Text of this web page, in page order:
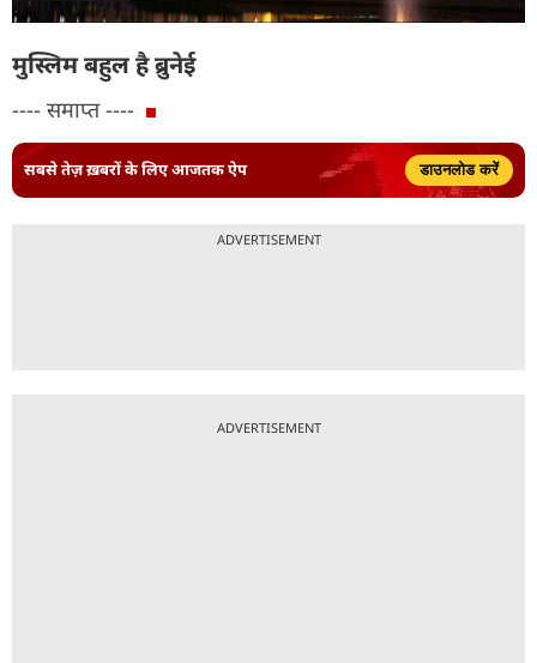
मुस्लिम बहुल है ब्रुनेई
---- समाप्त ----
सबसे तेज़ ख़बरों के लिए आजतक ऐप डाउनलोड करें
ADVERTISEMENT
ADVERTISEMENT